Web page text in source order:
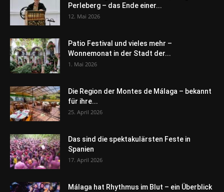
Perleberg – das Ende einer...
12. Mai 2026
Patio Festival und vieles mehr –
Wonnemonat in der Stadt der...
1. Mai 2026
Die Region der Montes de Málaga – bekannt
für ihre...
25. April 2026
Das sind die spektakulärsten Feste in
Spanien
17. April 2026
Málaga hat Rhythmus im Blut – ein Überblick